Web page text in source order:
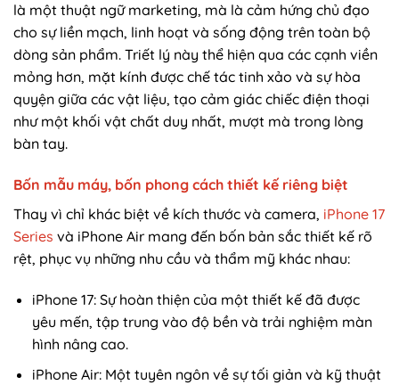
là một thuật ngữ marketing, mà là cảm hứng chủ đạo
cho sự liền mạch, linh hoạt và sống động trên toàn bộ
dòng sản phẩm. Triết lý này thể hiện qua các cạnh viền
mỏng hơn, mặt kính được chế tác tinh xảo và sự hòa
quyện giữa các vật liệu, tạo cảm giác chiếc điện thoại
như một khối vật chất duy nhất, mượt mà trong lòng
bàn tay.
Bốn mẫu máy, bốn phong cách thiết kế riêng biệt
Thay vì chỉ khác biệt về kích thước và camera, iPhone 17
Series và iPhone Air mang đến bốn bản sắc thiết kế rõ
rệt, phục vụ những nhu cầu và thẩm mỹ khác nhau:
iPhone 17: Sự hoàn thiện của một thiết kế đã được
yêu mến, tập trung vào độ bền và trải nghiệm màn
hình nâng cao.
iPhone Air: Một tuyên ngôn về sự tối giản và kỹ thuật